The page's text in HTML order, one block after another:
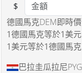
Amount
$
德國馬克DEM即時
1德國馬克等於1美元
1美元等於1德國馬克
巴拉圭瓜拉尼